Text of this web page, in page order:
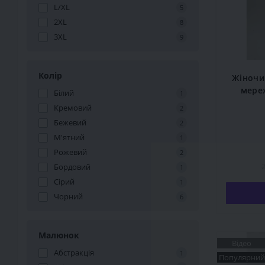
L/XL
2XL 8
3XL
Колір
Білий
Кремовий 2
Бежевий 2
М'ятний
Рожевий 2
Бордовий 1
Сірий 1
Чорний
Малюнок
Абстракція 1
Популярний